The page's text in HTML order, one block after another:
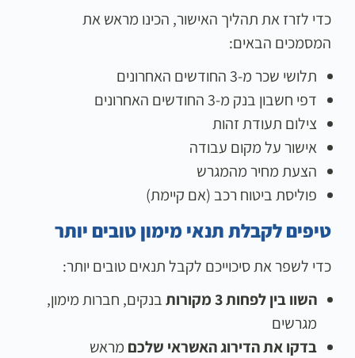
כדי לזרז את תהליך האישור, הכינו מראש את
המסמכים הבאים:
תלושי שכר מ-3 החודשים האחרונים
דפי חשבון בנק מ-3 החודשים האחרונים
צילום תעודת זהות
אישור על מקום עבודה
הצעת מחיר מהמגרש
פוליסת ביטוח רכב (אם קיימת)
טיפים לקבלת תנאי מימון טובים יותר
כדי לשפר את סיכוייכם לקבל תנאים טובים יותר:
השוו בין לפחות 3 מקורות
בנקים, חברות מימון,
מגרשים
בדקו את הדירוג האשראי שלכם מראש